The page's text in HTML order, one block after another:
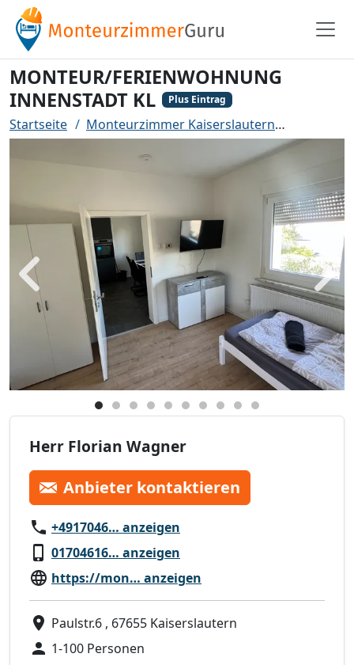
MONTEUR/FERIENWOHNUNG
INNENSTADT KL
Plus Eintrag
Startseite Monteurzimmer Kaiserslautern
Zurück
Herr Florian Wagner
Anbieter kontaktieren
+4917046… anzeigen
01704616… anzeigen
https://mon… anzeigen
Paulstr.6 , 67655 Kaiserslautern
1-100 Personen